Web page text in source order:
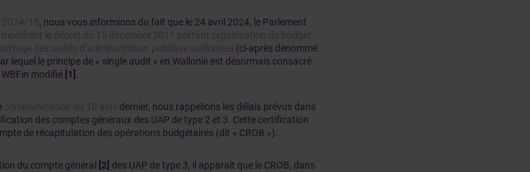
2024/18, nous vous informions du fait que le 24 avril 2024, le Parlement
modifiant le décret du 15 décembre 2011 portant organisation du budget,
des unités d’administration publique wallonnes (ci-après dénommé
lequel le principe de « single audit » en Wallonie est désormais consacré
modifié [1]
communication du 10 avril
dernier, nous rappelions les délais prévus dans
des comptes généraux des UAP de type 2 et 3. Cette certification
de récapitulation des opérations budgétaires (dit « CROB »).
du compte général [2] des UAP de type 3, il apparaît que le CROB, dans